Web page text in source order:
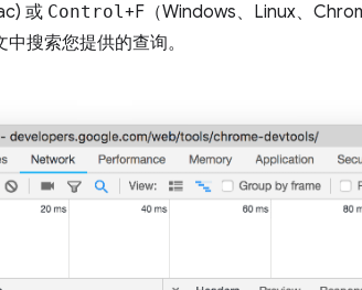
或 Control+F（Windows、Linux、
搜索您提供的查询。